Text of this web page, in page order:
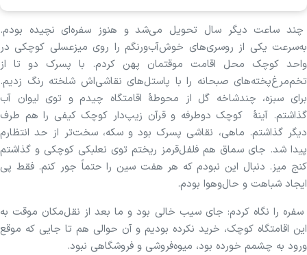
چند ساعت دیگر سال تحویل می‌شد و هنوز سفره‌ای نچیده بودم.
به‌سرعت یکی از روسری‌های خوش‌‌آب‌ورنگم را روی میزعسلی کوچکی در
واحد کوچک محل اقامت موقتمان پهن کردم. با پسرک دو تا از
تخم‌مرغ‌پخته‌های صبحانه را با پاستل‌های نقاشی‌‌اش شلخته رنگ زدیم.
برای سبزه، چندشاخه گل از محوطهٔ اقامتگاه چیدم و توی لیوان آب
گذاشتم. آینهٔ کوچک دوطرفه و قرآن زیپ‌دار کوچک کیفی را هم طرف
دیگر گذاشتم. ماهی، نقاشی پسرک بود و سکه، سخت‌تر از حد انتظارم
پیدا شد. جای سماق هم فلفل‌قرمز ریختم توی نعلبکی کوچکی و گذاشتم
کنج میز. دنبال این نبودم که هر هفت سین را حتماً جور کنم. فقط پی
ایجاد شباهت و حال‌وهوا بودم.
سفره را نگاه کردم: جای سیب خالی بود و ما بعد از نقل‌مکان موقت به
این اقامتگاه کوچک، خرید نکرده بودیم و آن حوالی هم تا جایی که موقع
ورود به چشمم خورده بود، میوه‌فروشی و فروشگاهی نبود.